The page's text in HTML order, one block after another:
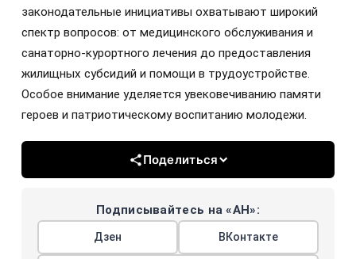
законодательные инициативы охватывают широкий
спектр вопросов: от медицинского обслуживания и
санаторно-курортного лечения до предоставления
жилищных субсидий и помощи в трудоустройстве.
Особое внимание уделяется увековечиванию памяти
героев и патриотическому воспитанию молодежи.
Поделиться
Подписывайтесь на «АН»:
Дзен ВКонтакте